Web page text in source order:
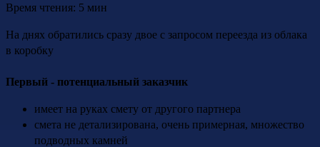
Время чтения: 5 мин
На днях обратились сразу двое с запросом переезда из облака
в коробку
Первый - потенциальный заказчик
имеет на руках смету от другого партнера
смета не детализирована, очень примерная, множество
подводных камней